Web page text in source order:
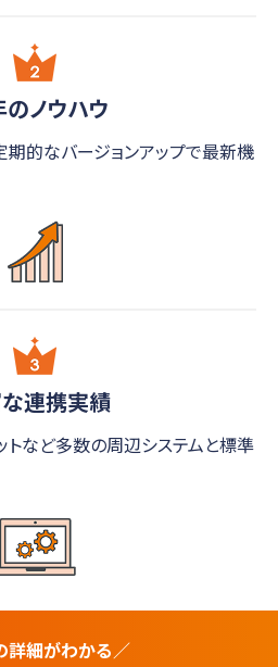
のノウハウ
期的なバージョンアップで最新機
連携実績
トなど多数の周辺システムと標準
詳細がわかる／